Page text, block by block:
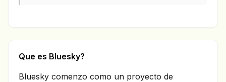
Que es Bluesky?
Bluesky comenzo como un proyecto de